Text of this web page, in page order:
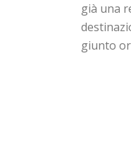
già una
giunto